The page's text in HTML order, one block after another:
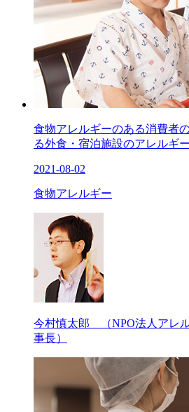
食物アレルギーのある消費者
る外食・宿泊施設のアレルギ
2021-08-02
食物アレルギー
今村慎太郎 （NPO法人アレ
事長）